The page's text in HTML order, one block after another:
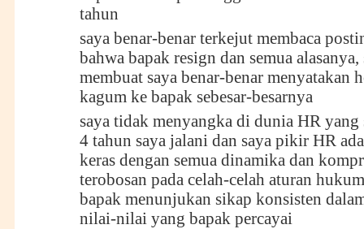
tahun
saya benar-benar terkejut membaca
bahwa bapak resign dan semua
membuat saya benar-benar menyatakan
kagum ke bapak sebesar-besarnya
saya tidak menyangka di dunia HR yang
4 tahun saya jalani dan saya pikir HR
keras dengan semua dinamika dan
terobosan pada celah-celah aturan
bapak menunjukan sikap konsisten
nilai-nilai yang bapak percayai